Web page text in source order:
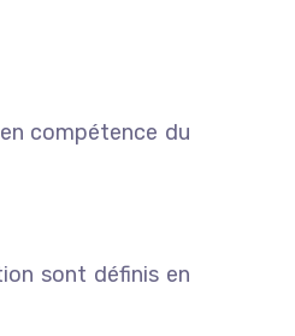
compétence du
sont définis en